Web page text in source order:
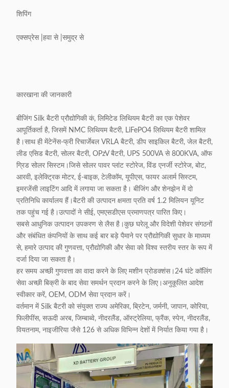
शिपिंग
एक्सप्रेस |हवा से |समुद्र से
कारखाना की जानकारी
बीजिंग Silk बैटरी प्रौद्योगिकी कं, लिमिटेड लिथियम बैटरी का एक पेशेवर
आपूर्तिकर्ता है, जिसमें NMC लिथियम बैटरी, LiFePO4 लिथियम बैटरी शामिल
है।साथ ही मेंटेनेंस-फ्री रिचार्जेबल VRLA बैटरी, डीप साइकिल बैटरी, जेल बैटरी,
लीड एसिड बैटरी, सोलर बैटरी, OPzV बैटरी, UPS 500VA से 800KVA, ऑफ
ग्रिड सोलर सिस्टम।जिसे सोलर पावर प्लांट स्टोरेज, विंड एनर्जी स्टोरेज, बोट,
आरवी, इलेक्ट्रिक मोटर, ई-बाइक, टेलीकॉम, यूपीएस, फायर अलार्म सिस्टम,
इमरजेंसी लाइटिंग आदि में लगाया जा सकता है। बीजिंग और शेनझेन में दो
प्रतिनिधि कार्यालय हैं।बैटरी की उत्पादन क्षमता प्रति वर्ष 1.2 मिलियन यूनिट
तक पहुंच गई है।उत्पादों ने सीई, एमएसडीएस प्रमाणपत्र पारित किए।
सबसे आधुनिक उत्पादन उपकरण से लैस है।कुछ घरेलू और विदेशी पेशेवर संगठनों
और संबंधित कंपनियों के साथ कई बार बड़े पैमाने पर प्रौद्योगिकी सुधार के माध्यम
से, हमारे उत्पाद की गुणवत्ता, प्रौद्योगिकी और सेवा को विश्व स्तरीय स्तर के रूप में
दर्जा दिया जा सकता है।
हर समय अच्छी गुणवत्ता का वादा करने के लिए मशीन प्रोडक्शंस।24 घंटे कॉलिंग
सेवा अच्छी बिक्री के बाद सेवा समर्थन प्रदान करने के लिए।अनुकूलित आदेश
स्वीकार करें, OEM, ODM सेवा प्रदान करें।
वर्तमान में Silk बैटरी को संयुक्त राज्य अमेरिका, ब्रिटेन, जर्मनी, जापान, कोरिया,
फिलीपींस, सऊदी अरब, जिम्बाब्वे, नीदरलैंड, ऑस्ट्रेलिया, फ्रैंक, स्पेन, नीदरलैंड,
वियतनाम, नाइजीरिया जैसे 126 से अधिक विभिन्न देशों में निर्यात किया गया है।